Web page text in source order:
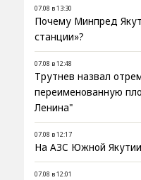
07.08 в 13:30
Почему Минпред
станции»?
07.08 в 12:48
Трутнев назвал
переименованную
Ленина"
07.08 в 12:17
На АЗС Южной
07.08 в 12:01